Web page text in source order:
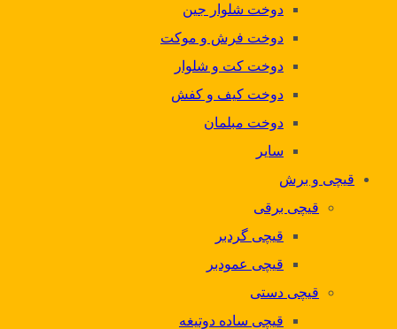
دوخت شلوار جین
دوخت فرش و موکت
دوخت کت و شلوار
دوخت کیف و کفش
دوخت مبلمان
سایر
قیچی و برش
قیچی برقی
قیچی گردبر
قیچی عمودبر
قیچی دستی
قیچی ساده دوتیغه